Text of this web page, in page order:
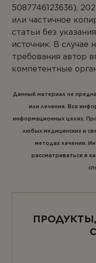
5087746123636),
или частичное
статьи без
источник. В случае
требования автор
компетентные
Данный материал не
или лечения. Вся
информационных целях.
любых медицинских и
методах лечения.
рассматриваться в